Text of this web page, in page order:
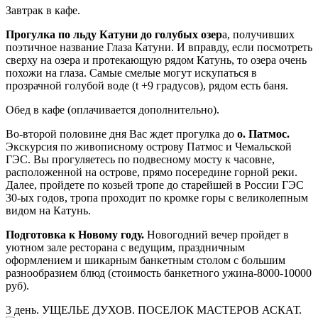
Завтрак в кафе.
Прогулка по льду Катуни до голубых озера, получивших
поэтичное название Глаза Катуни. И вправду, если посмотреть
сверху на озера и протекающую рядом Катунь, то озера очень
похожи на глаза. Самые смелые могут искупаться в
прозрачной голубой воде (t +9 градусов), рядом есть баня.
Обед в кафе (оплачивается дополнительно).
Во-второй половине дня Вас ждет прогулка до о. Патмос.
Экскурсия по живописному острову Патмос и Чемальской
ГЭС. Вы прогуляетесь по подвесному мосту к часовне,
расположенной на острове, прямо посередине горной реки.
Далее, пройдете по козьей тропе до старейшей в России ГЭС
30-ых годов, тропа проходит по кромке горы с великолепным
видом на Катунь.
Подготовка к Новому году. Новогодний вечер пройдет в
уютном зале ресторана с ведущим, праздничным
оформлением и шикарным банкетным столом с большим
разнообразием блюд (стоимость банкетного ужина-8000-10000
руб).
3 день. УЩЕЛЬЕ ДУХОВ. ПОСЕЛОК МАСТЕРОВ АСКАТ.